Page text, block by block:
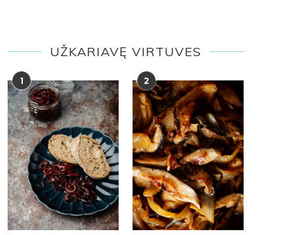
UŽKARIAVĘ VIRTUVES
1 2